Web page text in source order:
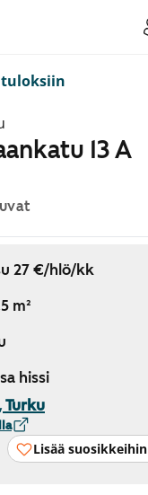
13 A
27 €/hlö/kk
m²
hissi
Turku
Lisää suosikkeihin